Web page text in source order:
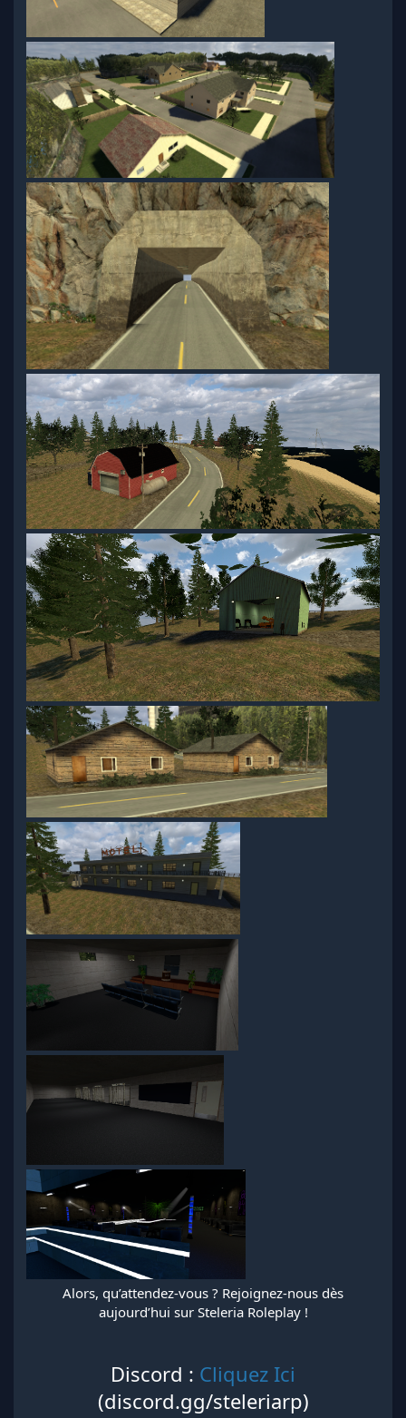
Alors, qu’attendez-vous ? Rejoignez-nous dès
aujourd’hui sur Steleria Roleplay !
Discord : Cliquez Ici
(discord.gg/steleriarp)